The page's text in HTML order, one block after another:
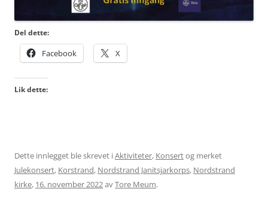
Del dette:
Facebook X
Lik dette:
Dette innlegget ble skrevet iAktiviteter, Konsertog merket
Julekonsert, Korstrand, Nordstrand Janitsjarkorps, Nordstrand
kirke, 16. november 2022avTore Meum.